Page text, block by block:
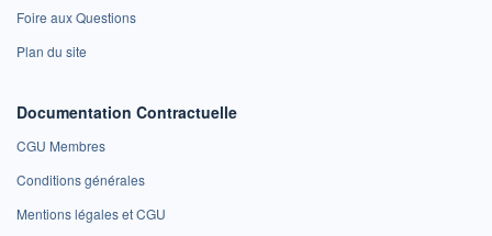
Foire aux Questions
Plan du site
Documentation Contractuelle
CGU Membres
Conditions générales
Mentions légales et CGU